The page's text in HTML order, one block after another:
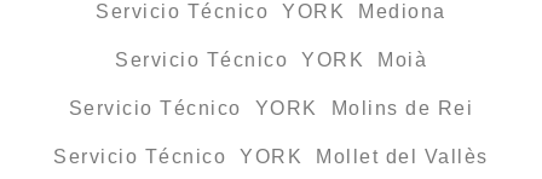
Servicio Técnico YORK Mediona
Servicio Técnico YORK Moià
Servicio Técnico YORK Molins de Rei
Servicio Técnico YORK Mollet del Vallès